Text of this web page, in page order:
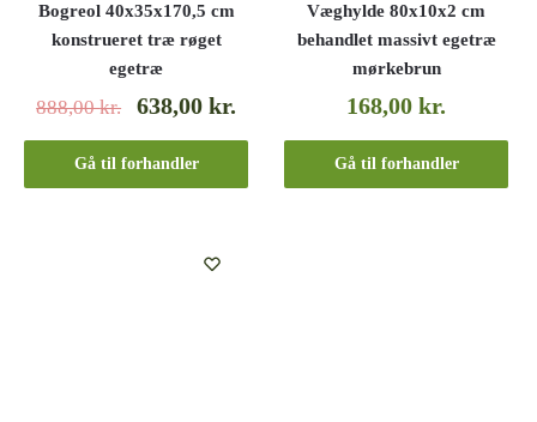
Bogreol 40x35x170,5 cm
konstrueret træ røget
egetræ
888,00kr. 638,00kr.
Gå til forhandler
Væghylde 80x10x2 cm
behandlet massivt egetræ
mørkebrun
168,00kr.
Gå til forhandler